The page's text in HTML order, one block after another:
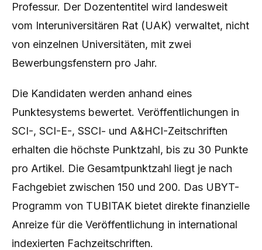
Professur. Der Dozententitel wird landesweit
vom Interuniversitären Rat (UAK) verwaltet, nicht
von einzelnen Universitäten, mit zwei
Bewerbungsfenstern pro Jahr.
Die Kandidaten werden anhand eines
Punktesystems bewertet. Veröffentlichungen in
SCI-, SCI-E-, SSCI- und A&HCI-Zeitschriften
erhalten die höchste Punktzahl, bis zu 30 Punkte
pro Artikel. Die Gesamtpunktzahl liegt je nach
Fachgebiet zwischen 150 und 200. Das UBYT-
Programm von TUBITAK bietet direkte finanzielle
Anreize für die Veröffentlichung in international
indexierten Fachzeitschriften.